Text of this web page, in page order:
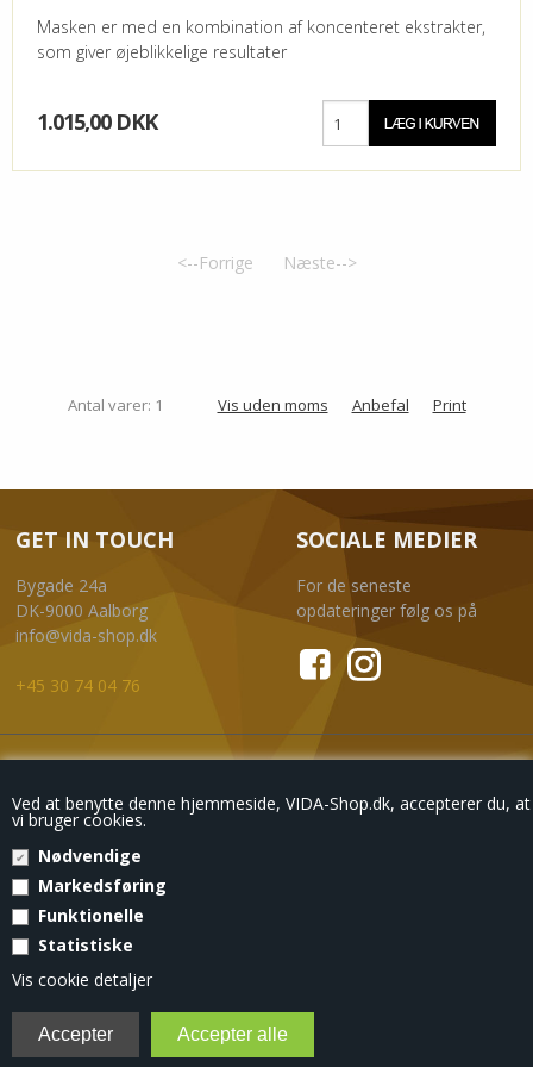
Ved at benytte denne hjemmeside, VIDA-Shop.dk, accepterer du, at
vi bruger cookies.
Nødvendige
Markedsføring
Funktionelle
Statistiske
Vis cookie detaljer
Masken er med en kombination af koncenteret ekstrakter,
som giver øjeblikkelige resultater
1.015,00 DKK
<--Forrige Næste-->
Antal varer: 1 Vis uden moms Anbefal Print
GET IN TOUCH
Bygade 24a
DK-9000 Aalborg
info@vida-shop.dk
+45 30 74 04 76
SOCIALE MEDIER
For de seneste
opdateringer følg os på
Eksklusive tilbud